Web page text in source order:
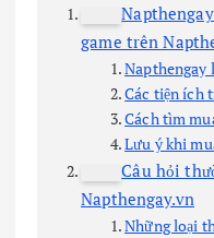
game trên
Napthengay
Các tiện ích
Cách tìm
Lưu ý khi
Câu hỏi
Napthengay.vn
Những loại